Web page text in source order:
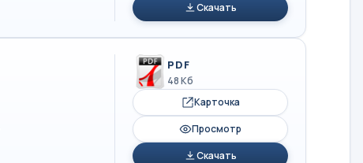
Скачать
PDF
48 Кб
Карточка
Просмотр
Скачать